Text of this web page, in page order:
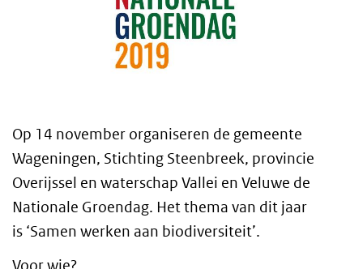
Op 14 november organiseren de gemeente
Wageningen, Stichting Steenbreek, provincie
Overijssel en waterschap Vallei en Veluwe de
Nationale Groendag. Het thema van dit jaar
is ‘Samen werken aan biodiversiteit’.